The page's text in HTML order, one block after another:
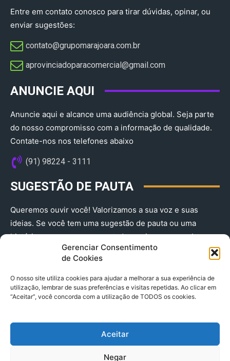
Gerenciar Consentimento
de Cookies
O nosso site utiliza cookies para ajudar a melhorar a sua experiência de
utilização, lembrar de suas preferências e visitas repetidas. Ao clicar em
“Aceitar”, você concorda com a utilização de TODOS os cookies.
Aceitar
Negar
Entre em contato conosco para tirar dúvidas, opinar, ou
enviar sugestões:
contato@grupomarajoara.com.br
aprovinciadoparacomercial@gmail.com​
ANUNCIE AQUI
Anuncie aqui e alcance uma audiência global. Seja parte
do nosso compromisso com a informação de qualidade.
Contate-nos nos telefones abaixo
(91) 98224 - 3111
SUGESTÃO DE PAUTA
Queremos ouvir você! Valorizamos a sua voz e suas
ideias. Se você tem uma sugestão de pauta ou uma
história que merece ser contada, envie-nos agora!
(91) 98224 - 3111
© 2025 A Província do Pará CNPJ: 04.901.141/0001-36 End .
Trav. Quintino Bocaiuva 2301, Ed. Rogério Fernandez – Sala